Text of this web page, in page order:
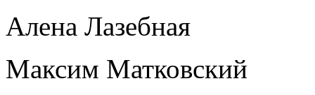
Алена Лазебная
Максим Матковский